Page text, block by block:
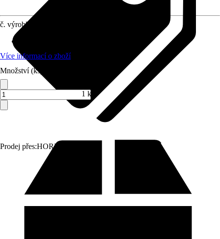
Prodej přes:HORNBACH
č. výrobku
Více informací o zboží
Množství (ks)
1 ks